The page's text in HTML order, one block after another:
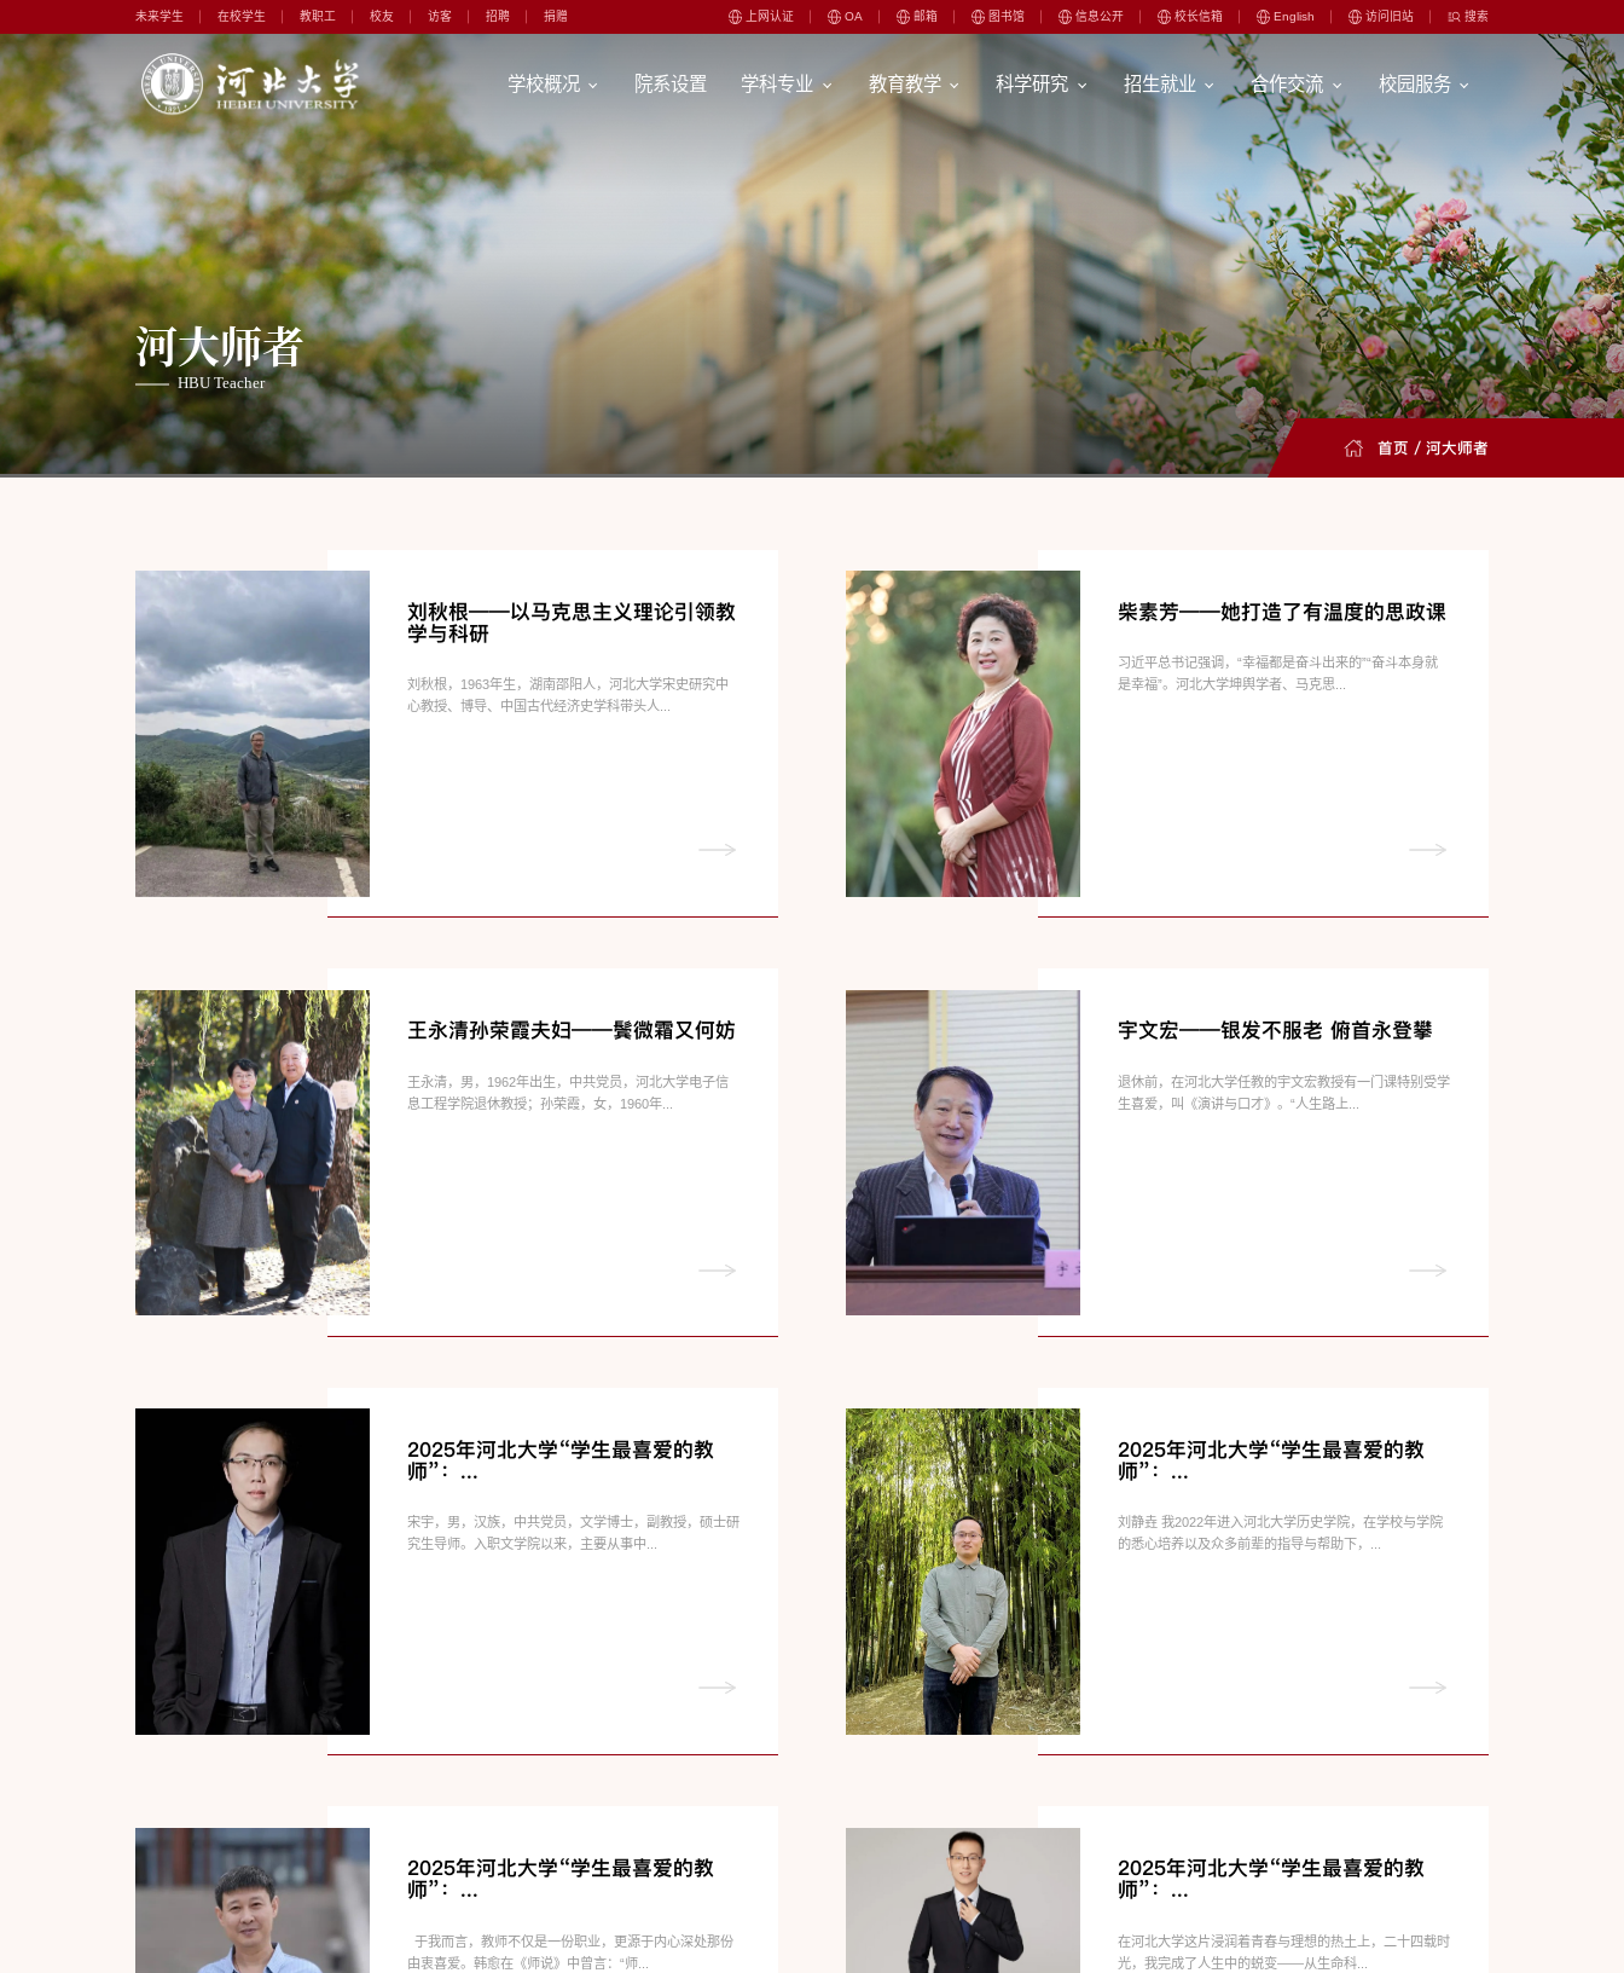
未来学生 在校学生 教职工 校友 访客 招聘 捐赠 上网认证 OA 邮箱 图书馆 信息公开 校长信箱 English 访问旧站 搜索
学校概况 院系设置 学科专业 教育教学 科学研究 招生就业 合作交流 校园服务
河大师者
HBU Teacher
首页 / 河大师者
刘秋根——以马克思主义理论引领教
学与科研
刘秋根，1963年生，湖南邵阳人，河北大学宋史研究中
心教授、博导、中国古代经济史学科带头人...
柴素芳——她打造了有温度的思政课
习近平总书记强调，“幸福都是奋斗出来的”“奋斗本身就
是幸福”。河北大学坤舆学者、马克思...
王永清孙荣霞夫妇——鬓微霜又何妨
王永清，男，1962年出生，中共党员，河北大学电子信
息工程学院退休教授；孙荣霞，女，1960年...
宇文宏——银发不服老 俯首永登攀
退休前，在河北大学任教的宇文宏教授有一门课特别受学
生喜爱，叫《演讲与口才》。“人生路上...
2025年河北大学“学生最喜爱的教
师”：...
宋宇，男，汉族，中共党员，文学博士，副教授，硕士研
究生导师。入职文学院以来，主要从事中...
2025年河北大学“学生最喜爱的教
师”：...
刘静垚 我2022年进入河北大学历史学院，在学校与学院
的悉心培养以及众多前辈的指导与帮助下，...
2025年河北大学“学生最喜爱的教
师”：...
于我而言，教师不仅是一份职业，更源于内心深处那份
由衷喜爱。韩愈在《师说》中曾言：“师...
2025年河北大学“学生最喜爱的教
师”：...
在河北大学这片浸润着青春与理想的热土上，二十四载时
光，我完成了人生中的蜕变——从生命科...